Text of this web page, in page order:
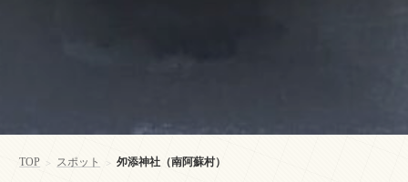
TOP > スポット > 夘添神社（南阿蘇村）